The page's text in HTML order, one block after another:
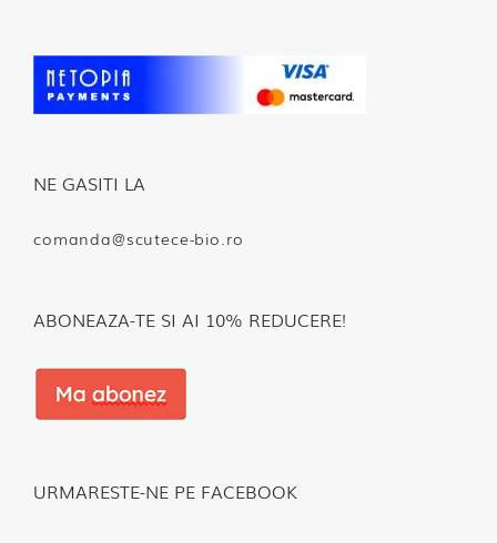
NE GASITI LA
comanda@scutece-bio.ro
ABONEAZA-TE SI AI 10% REDUCERE!
URMARESTE-NE PE FACEBOOK